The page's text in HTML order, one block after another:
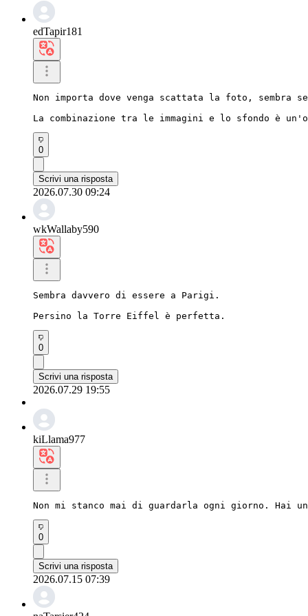
edTapir181
Non importa dove venga scattata la foto, sembra
La combinazione tra le immagini e lo sfondo è
0
Scrivi una risposta
2026.07.30 09:24
wkWallaby590
Sembra davvero di essere a Parigi.
Persino la Torre Eiffel è perfetta.
0
Scrivi una risposta
2026.07.29 19:55
kiLlama977
Non mi stanco mai di guardarla ogni giorno. Hai un
0
Scrivi una risposta
2026.07.15 07:39